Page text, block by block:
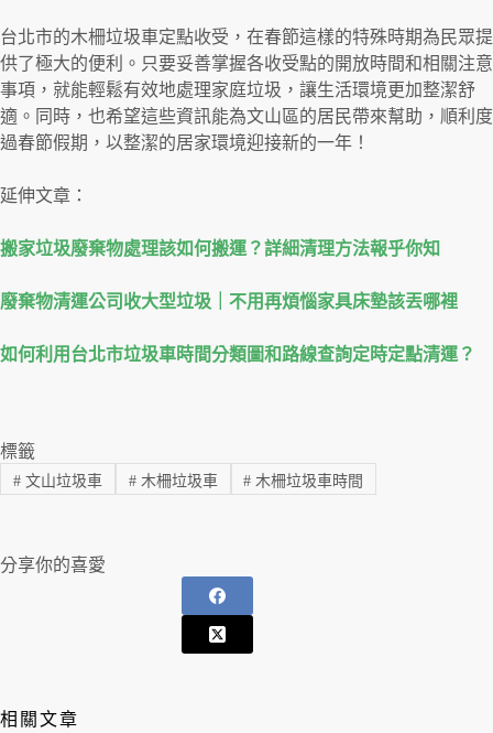
台北市的木柵垃圾車定點收受，在春節這樣的特殊時期為民眾提
供了極大的便利。只要妥善掌握各收受點的開放時間和相關注意
事項，就能輕鬆有效地處理家庭垃圾，讓生活環境更加整潔舒
適。同時，也希望這些資訊能為文山區的居民帶來幫助，順利度
過春節假期，以整潔的居家環境迎接新的一年！
延伸文章：
搬家垃圾廢棄物處理該如何搬運？詳細清理方法報乎你知
廢棄物清運公司收大型垃圾｜不用再煩惱家具床墊該丟哪裡
如何利用台北市垃圾車時間分類圖和路線查詢定時定點清運？
標籤
#文山垃圾車 #木柵垃圾車 # 木柵垃圾車時間
分享你的喜愛
相關文章